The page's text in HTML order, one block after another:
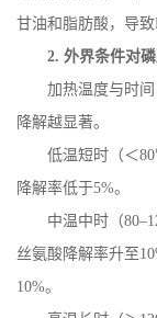
甘油和脂肪酸，导致
2.外界条件对
加热温度与时
降解越显著。
低温短时（＜80
降解率低于5%。
中温中时（80–
丝氨酸降解率升至
10%。